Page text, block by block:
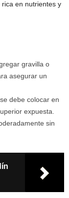
en nutrientes y
gravilla o
asegurar un
debe colocar en
expuesta.
sin